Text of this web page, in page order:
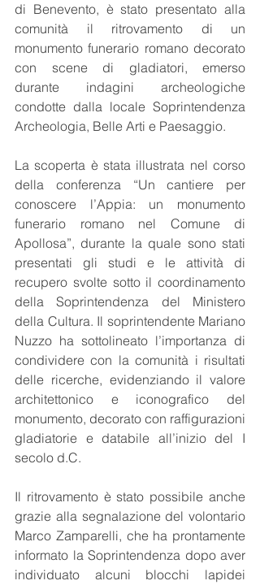
di Benevento, è stato presentato alla
comunità il ritrovamento di un
monumento funerario romano decorato
con scene di gladiatori, emerso
durante indagini archeologiche
condotte dalla locale Soprintendenza
Archeologia, Belle Arti e Paesaggio.
La scoperta è stata illustrata nel corso
della conferenza “Un cantiere per
conoscere l’Appia: un monumento
funerario romano nel Comune di
Apollosa”, durante la quale sono stati
presentati gli studi e le attività di
recupero svolte sotto il coordinamento
della Soprintendenza del Ministero
della Cultura. Il soprintendente Mariano
Nuzzo ha sottolineato l’importanza di
condividere con la comunità i risultati
delle ricerche, evidenziando il valore
architettonico e iconografico del
monumento, decorato con raffigurazioni
gladiatorie e databile all’inizio del I
secolo d.C.
Il ritrovamento è stato possibile anche
grazie alla segnalazione del volontario
Marco Zamparelli, che ha prontamente
informato la Soprintendenza dopo aver
individuato alcuni blocchi lapidei